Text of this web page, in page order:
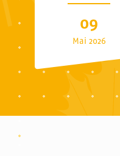
09
Mai 2026